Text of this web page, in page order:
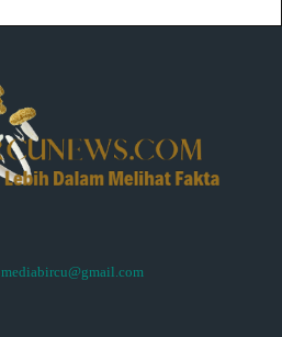
mediabircu@gmail.com